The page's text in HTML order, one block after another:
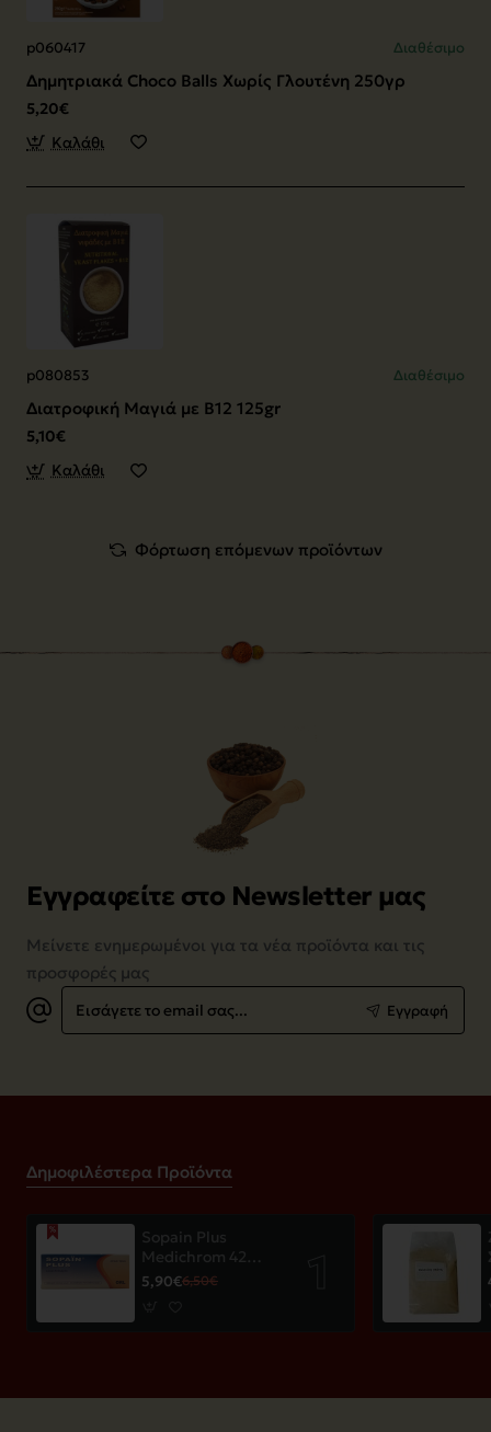
p060417 Διαθέσιμο
Δημητριακά Choco Balls Χωρίς Γλουτένη 250γρ
5,20€
Καλάθι
p080853 Διαθέσιμο
Διατροφική Μαγιά με Β12 125gr
5,10€
Καλάθι
Φόρτωση επόμενων προϊόντων
Εγγραφείτε στο Newsletter μας
Μείνετε ενημερωμένοι για τα νέα προϊόντα και τις
προσφορές μας
Εισάγετε
το
email
Εγγραφή
Δημοφιλέστερα Προϊόντα
Sopain Plus
Medichrom 42
παστίλιες
5,90€6,50€